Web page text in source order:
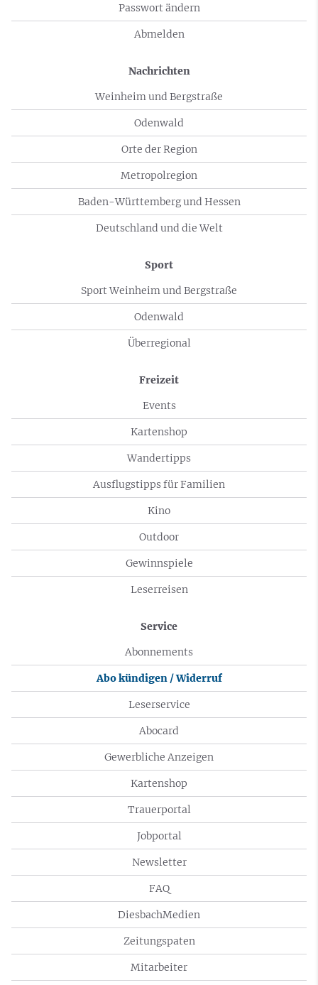
Passwort ändern
Abmelden
Nachrichten
Weinheim und Bergstraße
Odenwald
Orte der Region
Metropolregion
Baden-Württemberg und Hessen
Deutschland und die Welt
Sport
Sport Weinheim und Bergstraße
Odenwald
Überregional
Freizeit
Events
Kartenshop
Wandertipps
Ausflugstipps für Familien
Kino
Outdoor
Gewinnspiele
Leserreisen
Service
Abonnements
Abo kündigen / Widerruf
Leserservice
Abocard
Gewerbliche Anzeigen
Kartenshop
Trauerportal
Jobportal
Newsletter
FAQ
DiesbachMedien
Zeitungspaten
Mitarbeiter